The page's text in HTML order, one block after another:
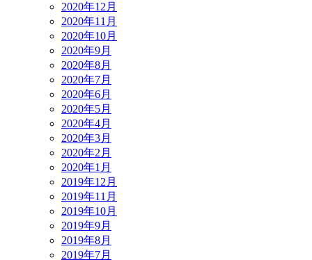
2020年12月
2020年11月
2020年10月
2020年9月
2020年8月
2020年7月
2020年6月
2020年5月
2020年4月
2020年3月
2020年2月
2020年1月
2019年12月
2019年11月
2019年10月
2019年9月
2019年8月
2019年7月